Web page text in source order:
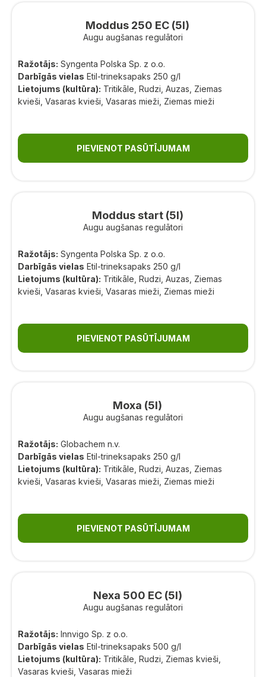
Moddus 250 EC (5l)
Augu augšanas regulātori
Ražotājs: Syngenta Polska Sp. z o.o.
Darbīgās vielas Etil-trineksapaks 250 g/l
Lietojums (kultūra): Tritikāle, Rudzi, Auzas, Ziemas
kvieši, Vasaras kvieši, Vasaras mieži, Ziemas mieži
PIEVIENOT PASŪTĪJUMAM
Moddus start (5l)
Augu augšanas regulātori
Ražotājs: Syngenta Polska Sp. z o.o.
Darbīgās vielas Etil-trineksapaks 250 g/l
Lietojums (kultūra): Tritikāle, Rudzi, Auzas, Ziemas
kvieši, Vasaras kvieši, Vasaras mieži, Ziemas mieži
PIEVIENOT PASŪTĪJUMAM
Moxa (5l)
Augu augšanas regulātori
Ražotājs: Globachem n.v.
Darbīgās vielas Etil-trineksapaks 250 g/l
Lietojums (kultūra): Tritikāle, Rudzi, Auzas, Ziemas
kvieši, Vasaras kvieši, Vasaras mieži, Ziemas mieži
PIEVIENOT PASŪTĪJUMAM
Nexa 500 EC (5l)
Augu augšanas regulātori
Ražotājs: Innvigo Sp. z o.o.
Darbīgās vielas Etil-trineksapaks 500 g/l
Lietojums (kultūra): Tritikāle, Rudzi, Ziemas kvieši,
Vasaras kvieši, Vasaras mieži